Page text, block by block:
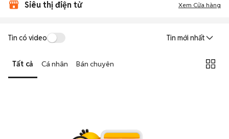
Siêu thị điện tử Xem Cửa hàng
Tin có video Tin mới nhất
Tất cả Cá nhân Bán chuyên